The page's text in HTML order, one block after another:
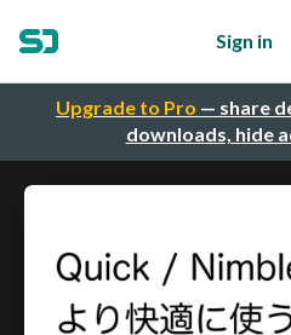
Upgrade to Pro — share
downloads, hide
Sign in